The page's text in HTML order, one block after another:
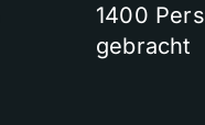
1400
gebracht